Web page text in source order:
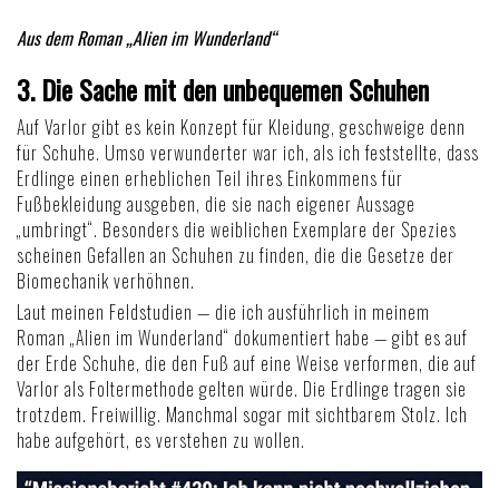
Aus dem Roman „Alien im Wunderland“
3. Die Sache mit den unbequemen Schuhen
Auf Varlor gibt es kein Konzept für Kleidung, geschweige denn
für Schuhe. Umso verwunderter war ich, als ich feststellte, dass
Erdlinge einen erheblichen Teil ihres Einkommens für
Fußbekleidung ausgeben, die sie nach eigener Aussage
„umbringt“. Besonders die weiblichen Exemplare der Spezies
scheinen Gefallen an Schuhen zu finden, die die Gesetze der
Biomechanik verhöhnen.
Laut meinen Feldstudien — die ich ausführlich in meinem
Roman „Alien im Wunderland“ dokumentiert habe — gibt es auf
der Erde Schuhe, die den Fuß auf eine Weise verformen, die auf
Varlor als Foltermethode gelten würde. Die Erdlinge tragen sie
trotzdem. Freiwillig. Manchmal sogar mit sichtbarem Stolz. Ich
habe aufgehört, es verstehen zu wollen.